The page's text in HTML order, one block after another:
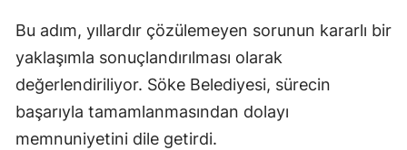
Bu adım, yıllardır çözülemeyen sorunun kararlı bir
yaklaşımla sonuçlandırılması olarak
değerlendiriliyor. Söke Belediyesi, sürecin
başarıyla tamamlanmasından dolayı
memnuniyetini dile getirdi.